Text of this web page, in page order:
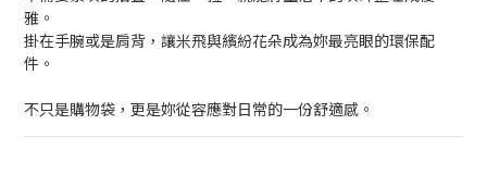
雅。
掛在手腕或是肩背，讓米飛與繽紛花朵成為妳最亮眼的環保配
件。
不只是購物袋，更是妳從容應對日常的一份舒適感。